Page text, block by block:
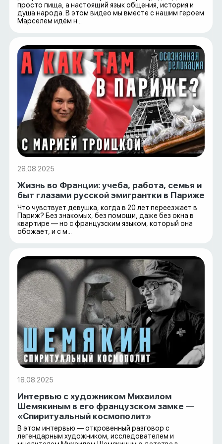
просто пища, а настоящий язык общения, история и
душа народа. В этом видео мы вместе с нашим героем
Марселем идём н...
28.08.2025
Жизнь во Франции: учеба, работа, семья и
быт глазами русской эмигрантки в Париже
Что чувствует девушка, когда в 20 лет переезжает в
Париж? Без знакомых, без помощи, даже без окна в
квартире — но с французским языком, который она
обожает, и с м...
18.08.2025
Интервью с художником Михаилом
Шемякиным в его французском замке —
«Спиритуальный космополит»
В этом интервью — откровенный разговор с
легендарным художником, исследователем и